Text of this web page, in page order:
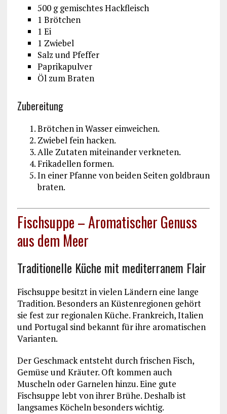
500 g gemischtes Hackfleisch
1 Brötchen
1 Ei
1 Zwiebel
Salz und Pfeffer
Paprikapulver
Öl zum Braten
Zubereitung
Brötchen in Wasser einweichen.
Zwiebel fein hacken.
Alle Zutaten miteinander verkneten.
Frikadellen formen.
In einer Pfanne von beiden Seiten goldbraun
braten.
Fischsuppe – Aromatischer Genuss
aus dem Meer
Traditionelle Küche mit mediterranem Flair
Fischsuppe besitzt in vielen Ländern eine lange
Tradition. Besonders an Küstenregionen gehört
sie fest zur regionalen Küche. Frankreich, Italien
und Portugal sind bekannt für ihre aromatischen
Varianten.
Der Geschmack entsteht durch frischen Fisch,
Gemüse und Kräuter. Oft kommen auch
Muscheln oder Garnelen hinzu. Eine gute
Fischsuppe lebt von ihrer Brühe. Deshalb ist
langsames Köcheln besonders wichtig.